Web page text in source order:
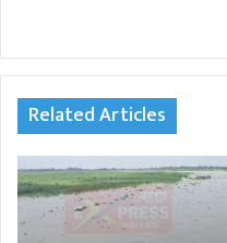
Related Articles